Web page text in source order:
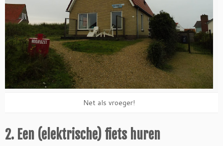
Net als vroeger!
2. Een (elektrische) fiets huren